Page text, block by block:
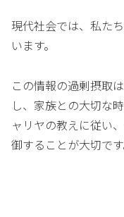
現代社会では、私た
います。
この情報の過剰摂取
し、家族との大切な
ャリヤの教えに従い
御することが大切です